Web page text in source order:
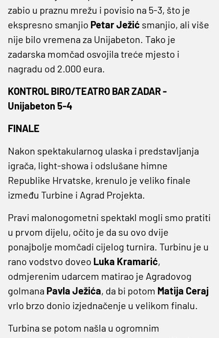
zabio u praznu mrežu i povisio na 5-3, što je
ekspresno smanjio Petar Ježić smanjio, ali više
nije bilo vremena za Unijabeton. Tako je
zadarska momčad osvojila treće mjesto i
nagradu od 2.000 eura.
KONTROL BIRO/TEATRO BAR ZADAR -
Unijabeton 5-4
FINALE
Nakon spektakularnog ulaska i predstavljanja
igrača, light-showa i odslušane himne
Republike Hrvatske, krenulo je veliko finale
između Turbine i Agrad Projekta.
Pravi malonogometni spektakl mogli smo pratiti
u prvom dijelu, očito je da su ovo dvije
ponajbolje momčadi cijelog turnira. Turbinu je u
rano vodstvo doveo Luka Kramarić,
odmjerenim udarcem matirao je Agradovog
golmana Pavla Ježića, da bi potom Matija Ceraj
vrlo brzo donio izjednačenje u velikom finalu.
Turbina se potom našla u ogromnim